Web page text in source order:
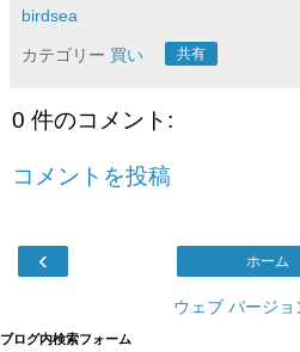
birdsea
カテゴリー 買い 共有
0 件のコメント:
コメントを投稿
‹ ホーム
ウェブ バージョ
ブログ内検索フォーム